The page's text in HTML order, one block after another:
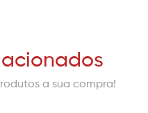
a sua compra!